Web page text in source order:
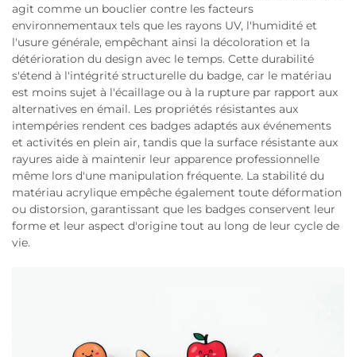
agit comme un bouclier contre les facteurs
environnementaux tels que les rayons UV, l'humidité et
l'usure générale, empêchant ainsi la décoloration et la
détérioration du design avec le temps. Cette durabilité
s'étend à l'intégrité structurelle du badge, car le matériau
est moins sujet à l'écaillage ou à la rupture par rapport aux
alternatives en émail. Les propriétés résistantes aux
intempéries rendent ces badges adaptés aux événements
et activités en plein air, tandis que la surface résistante aux
rayures aide à maintenir leur apparence professionnelle
même lors d'une manipulation fréquente. La stabilité du
matériau acrylique empêche également toute déformation
ou distorsion, garantissant que les badges conservent leur
forme et leur aspect d'origine tout au long de leur cycle de
vie.